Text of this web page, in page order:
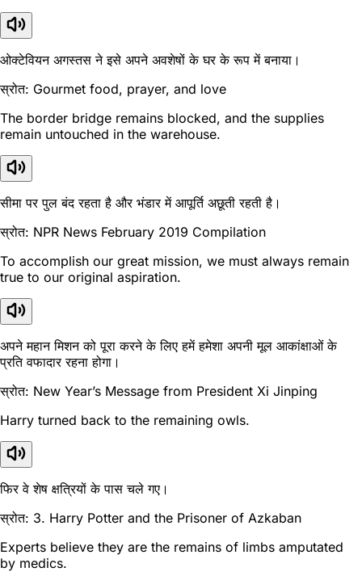
ओक्टेवियन अगस्तस ने इसे अपने अवशेषों के घर के रूप में बनाया।
स्रोत: Gourmet food, prayer, and love
The border bridge remains blocked, and the supplies
remain untouched in the warehouse.
सीमा पर पुल बंद रहता है और भंडार में आपूर्ति अछूती रहती है।
स्रोत: NPR News February 2019 Compilation
To accomplish our great mission, we must always remain
true to our original aspiration.
अपने महान मिशन को पूरा करने के लिए हमें हमेशा अपनी मूल आकांक्षाओं के
प्रति वफादार रहना होगा।
स्रोत: New Year’s Message from President Xi Jinping
Harry turned back to the remaining owls.
फिर वे शेष क्षत्रियों के पास चले गए।
स्रोत: 3. Harry Potter and the Prisoner of Azkaban
Experts believe they are the remains of limbs amputated
by medics.